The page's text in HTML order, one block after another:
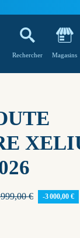
Rechercher Magasins
€ -3 000,00 €